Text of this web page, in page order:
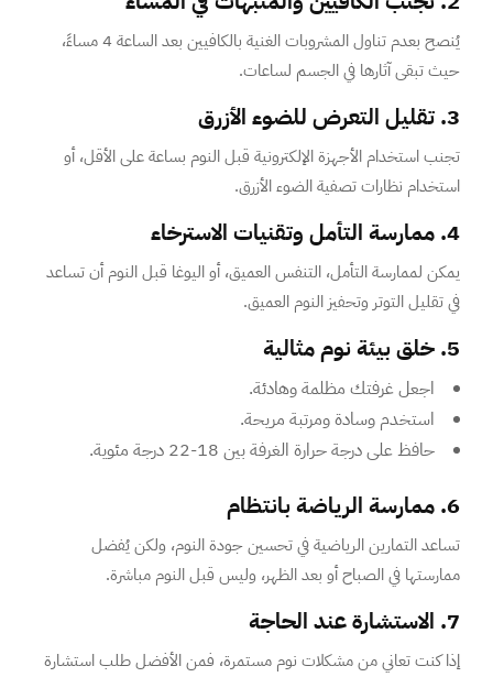
يُنصح بعدم تناول المشروبات الغنية بالكافيين بعد الساعة 4 مساءً،
حيث تبقى آثارها في الجسم لساعات.
3. تقليل التعرض للضوء الأزرق
تجنب استخدام الأجهزة الإلكترونية قبل النوم بساعة على الأقل، أو
استخدام نظارات تصفية الضوء الأزرق.
4. ممارسة التأمل وتقنيات الاسترخاء
يمكن لممارسة التأمل، التنفس العميق، أو اليوغا قبل النوم أن تساعد
في تقليل التوتر وتحفيز النوم العميق.
5. خلق بيئة نوم مثالية
اجعل غرفتك مظلمة وهادئة.
استخدم وسادة ومرتبة مريحة.
حافظ على درجة حرارة الغرفة بين 18-22 درجة مئوية.
6. ممارسة الرياضة بانتظام
تساعد التمارين الرياضية في تحسين جودة النوم، ولكن يُفضل
ممارستها في الصباح أو بعد الظهر، وليس قبل النوم مباشرة.
7. الاستشارة عند الحاجة
إذا كنت تعاني من مشكلات نوم مستمرة، فمن الأفضل طلب استشارة